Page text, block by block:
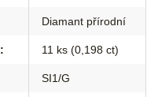
Diamant přírodní
: 11 ks (0,198 ct)
SI1/G